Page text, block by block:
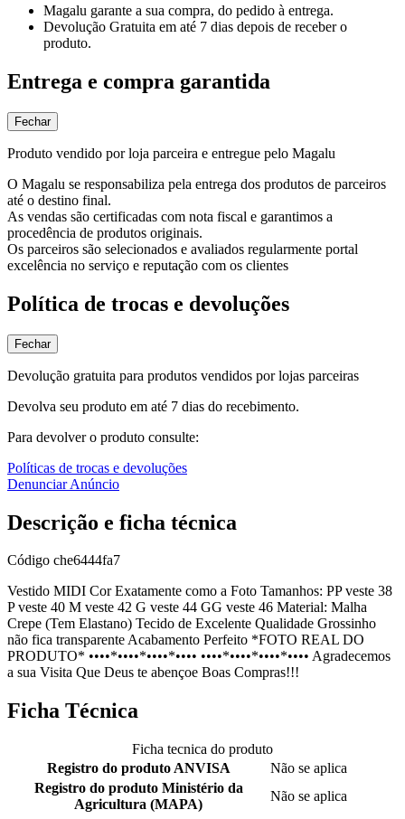
Magalu garante a sua compra, do pedido à entrega.
Devolução Gratuita em até 7 dias depois de receber o
produto.
Entrega e compra garantida
Fechar
Produto vendido por loja parceira e entregue pelo Magalu
O Magalu se responsabiliza pela entrega dos produtos de parceiros
até o destino final.
As vendas são certificadas com nota fiscal e garantimos a
procedência de produtos originais.
Os parceiros são selecionados e avaliados regularmente portal
excelência no serviço e reputação com os clientes
Política de trocas e devoluções
Fechar
Devolução gratuita para produtos vendidos por lojas parceiras
Devolva seu produto em até 7 dias do recebimento.
Para devolver o produto consulte:
Políticas de trocas e devoluções
Denunciar Anúncio
Descrição e ficha técnica
Código che6444fa7
Vestido MIDI Cor Exatamente como a Foto Tamanhos: PP veste 38
P veste 40 M veste 42 G veste 44 GG veste 46 Material: Malha
Crepe (Tem Elastano) Tecido de Excelente Qualidade Grossinho
não fica transparente Acabamento Perfeito *FOTO REAL DO
PRODUTO* ••••*••••*••••*•••• ••••*••••*••••*•••• Agradecemos
a sua Visita Que Deus te abençoe Boas Compras!!!
Ficha Técnica
Ficha tecnica do produto
Registro do produto ANVISA
Não se aplica
Registro do produto Ministério da
Agricultura (MAPA)
Não se aplica